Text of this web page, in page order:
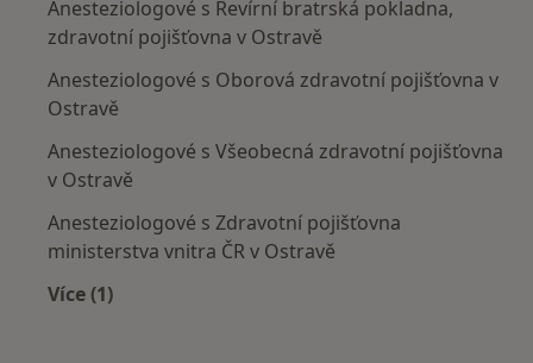
Anesteziologové s Revírní bratrská pokladna,
zdravotní pojišťovna v Ostravě
Anesteziologové s Oborová zdravotní pojišťovna v
Ostravě
Anesteziologové s Všeobecná zdravotní pojišťovna
v Ostravě
Anesteziologové s Zdravotní pojišťovna
ministerstva vnitra ČR v Ostravě
Více (1)